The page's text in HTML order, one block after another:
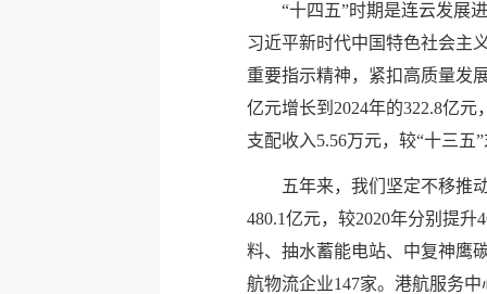
“十四五”时期是连云发展
习近平新时代中国特色社会主
重要指示精神，紧扣高质量发
亿元增长到2024年的322.8亿
支配收入5.56万元，较“十三五
五年来，我们坚定不移推
480.1亿元，较2020年分别提
料、抽水蓄能电站、中复神鹰
航物流企业147家。港航服务